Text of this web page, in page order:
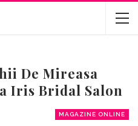
De Mireasa
Iris Bridal Salon
MAGAZINE ONLINE